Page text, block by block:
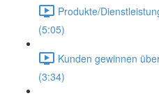
Produkte/
(5:05)
Kunden gewinnen
(3:34)